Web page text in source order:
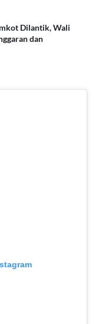
Dilantik, Wali
dan